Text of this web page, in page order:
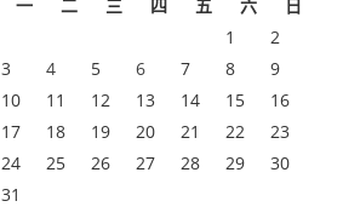
一
二 三 四 五 六
日
1
2
3
4 5 6 7 8
9
10
11 12 13 14 15
16
17
18 19 20 21 22
23
24
25 26 27 28 29
30
31